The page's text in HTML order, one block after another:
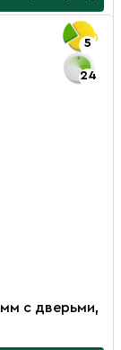
5
24
мм с дверьми,